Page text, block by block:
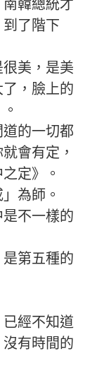
韓總統才
到了階下
美，是美
，臉上的
的一切都
會有定，
定》。
為師。
不一樣的
第五種的
經不知道
有時間的